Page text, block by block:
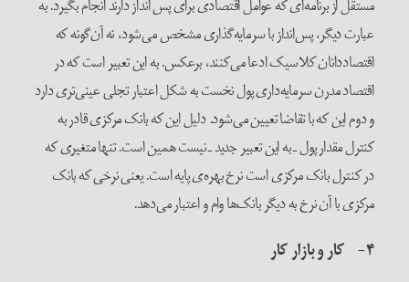
مستقل از برنامه‌ای که عوامل اقتصادی برای پس انداز دارند انجام بگیرد. به
عبارت دیگر، پس‌انداز با سرمایه‌گذاری مشخص می‌شود، نه آن‌گونه که
اقتصاددانان کلاسیک ادعا می‌کنند، برعکس. به این تعبیر است که در
اقتصاد مدرن سرمایه‌داری پول نخست به شکل اعتبار تجلی عینی‌تری دارد
و دوم این که با تقاضا تعیین می‌شود. دلیل این که بانک مرکزی قادر به
کنترل مقدار پول ـ به این تعبیر جدید ـ نیست همین است. تنها متغیری که
در کنترل بانک مرکزی است نرخ بهره‌ی پایه است. یعنی نرخی که بانک
مرکزی با آن نرخ به دیگر بانک‌ها وام و اعتبار می‌دهد.
۴- کار و بازار کار